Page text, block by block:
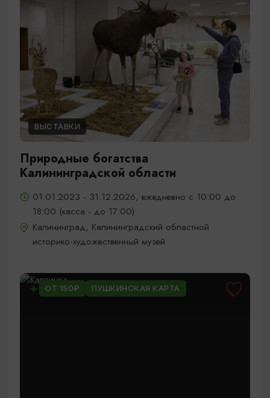
ВЫСТАВКИ
Природные богатства
Калининградской области
01.01.2023 - 31.12.2026, ежедневно с 10:00 до
18:00 (касса - до 17:00)
Калининград, Калининградский областной
историко-художественный музей
ОТ 150₽ ПУШКИНСКАЯ КАРТА